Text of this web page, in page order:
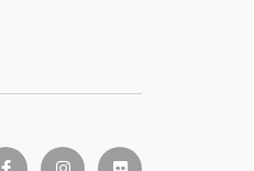
facebook-finstagramflickr